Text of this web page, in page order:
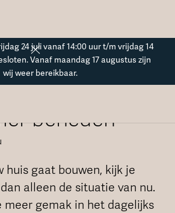
24 juli vanaf 14:00 uur t/m vrijdag 14
Vanaf maandag 17 augustus zijn
wij weer bereikbaar.
met
beneden
huis gaat bouwen, kijk je
alleen de situatie van nu.
meer gemak in het dagelijks